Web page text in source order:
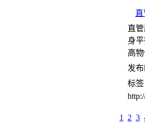
直
身
高
发布
标签
1 2 3